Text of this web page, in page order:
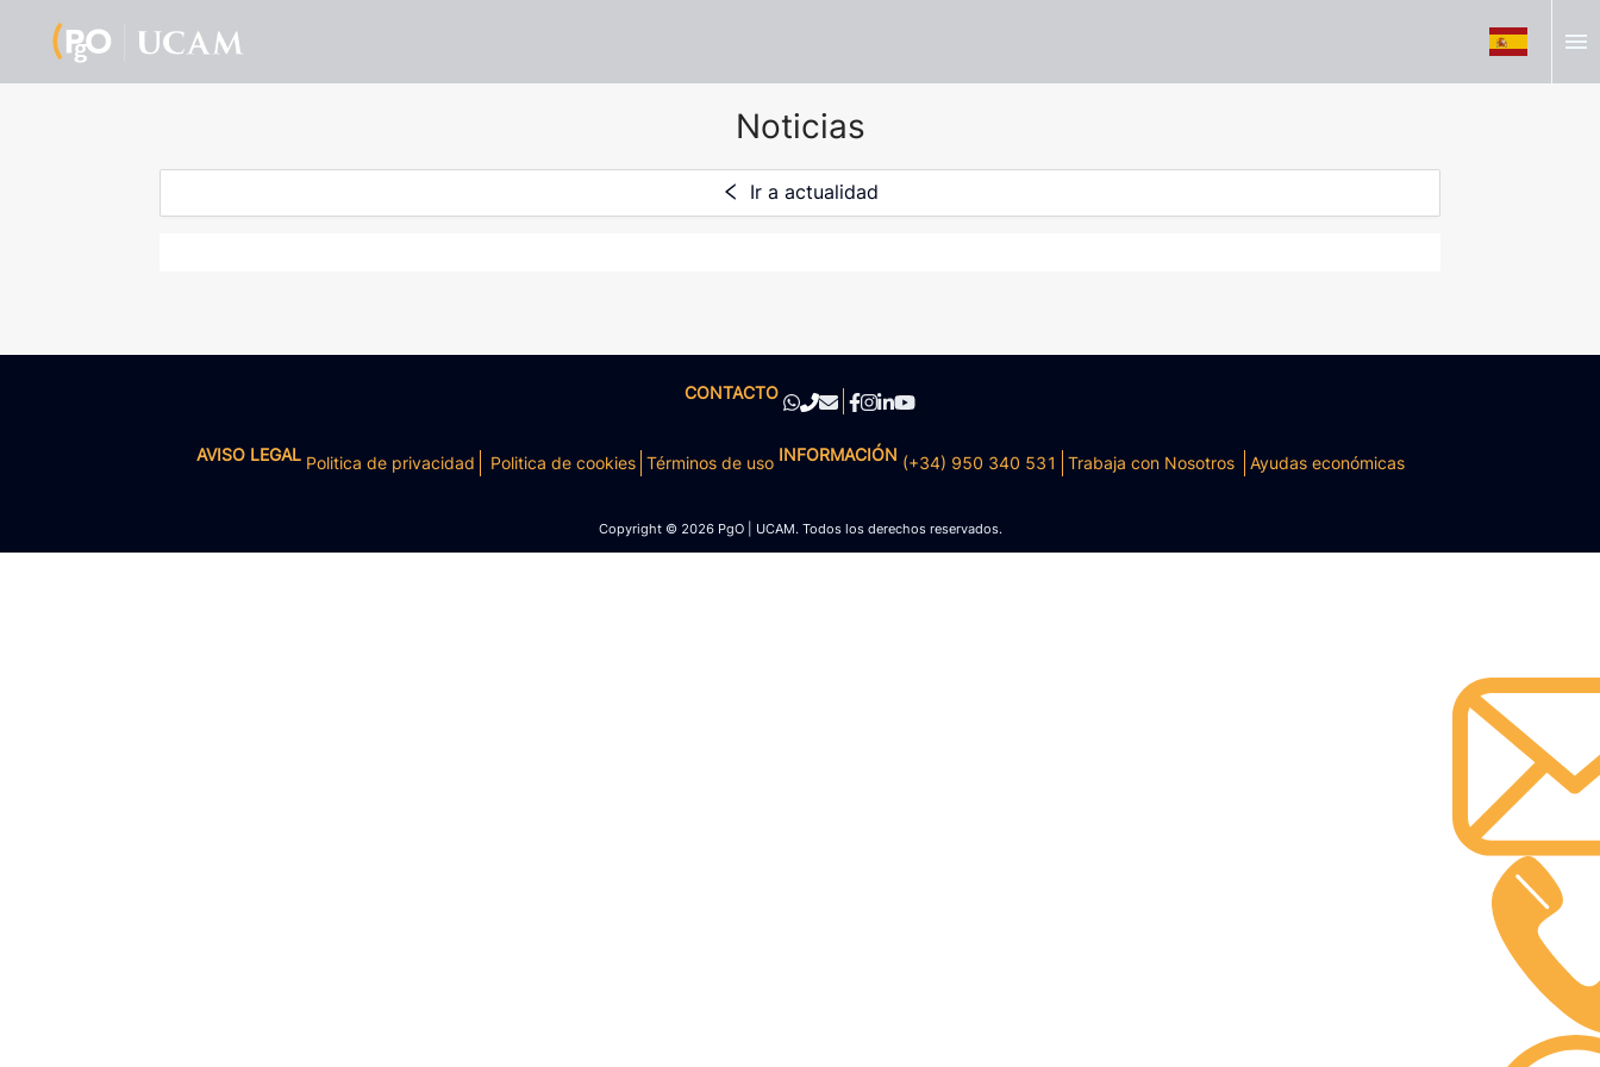
menu
Noticias
Ir a actualidad
CONTACTO
AVISO LEGALPolitica de privacidad Politica de cookies Términos de uso INFORMACIÓN (+34) 950 340 531 Trabaja con Nosotros Ayudas económicas
Copyright © 2026 PgO | UCAM. Todos los derechos reservados.